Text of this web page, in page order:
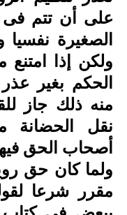
على أن تتم فى
الصغيرة نفسيا
ولكن إذا
الحكم بغير
منه ذلك جاز
نقل الحضانة
أصحاب الحق
ولما كان حق
مقرر شرعا